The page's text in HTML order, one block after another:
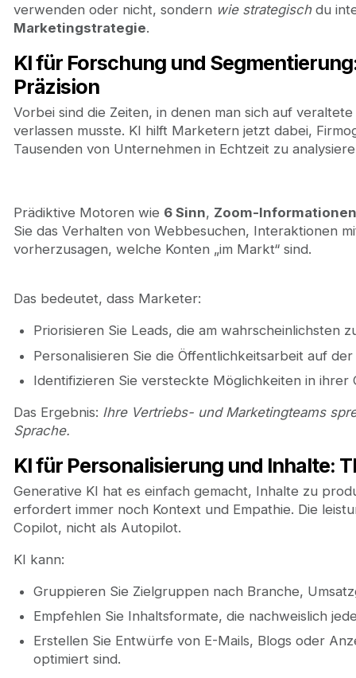
verwenden oder nicht, sondern wie strategischdu
Marketingstrategie.
KI für Forschung und
Präzision
Vorbei sind die Zeiten, in denen man sich auf
verlassen musste. KI hilft Marketern jetzt dabei,
Tausenden von Unternehmen in Echtzeit zu
Prädiktive Motoren wie 6 Sinn, Zoom-Informationen
Sie das Verhalten von Webbesuchen, Interaktionen
vorherzusagen, welche Konten „im Markt“ sind.
Das bedeutet, dass Marketer:
Priorisieren Sie Leads, die am wahrscheinlichsten
Personalisieren Sie die Öffentlichkeitsarbeit auf
Identifizieren Sie versteckte Möglichkeiten in ihrer
Das Ergebnis: Ihre Vertriebs- und Marketingteams
Sprache.
KI für Personalisierung und Inhalte:
Generative KI hat es einfach gemacht, Inhalte zu
erfordert immer noch Kontext und Empathie. Die
Copilot, nicht als Autopilot.
KI kann:
Gruppieren Sie Zielgruppen nach Branche,
Empfehlen Sie Inhaltsformate, die nachweislich
Erstellen Sie Entwürfe von E-Mails, Blogs oder
optimiert sind.